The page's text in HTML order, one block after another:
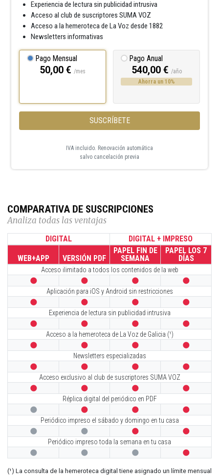
Experiencia de lectura sin publicidad intrusiva
Acceso al club de suscriptores SUMA VOZ
Acceso a la hemeroteca de La Voz desde 1882
Newsletters informativas
Pago Mensual
50,00 € /mes
Pago Anual
540,00 € /año
Ahorra un 10%
SUSCRÍBETE
IVA incluido. Renovación automática
salvo cancelación previa
COMPARATIVA DE SUSCRIPCIONES
Analiza todas las ventajas
DIGITAL DIGITAL + IMPRESO
WEB+APP VERSIÓN PDF
PAPEL FIN DE
SEMANA
PAPEL LOS 7
DÍAS
Acceso ilimitado a todos los contenidos de la web
   
Aplicación para iOS y Android sin restricciones
   
Experiencia de lectura sin publicidad intrusiva
   
Acceso a la hemeroteca de La Voz de Galicia (¹)
   
Newsletters especializadas
   
Acceso exclusivo al club de suscriptores SUMA VOZ
   
Réplica digital del periódico en PDF
   
Periódico impreso el sábado y domingo en tu casa
   
Periódico impreso toda la semana en tu casa
   
(¹) La consulta de la hemeroteca digital tiene asignado un límite mensual